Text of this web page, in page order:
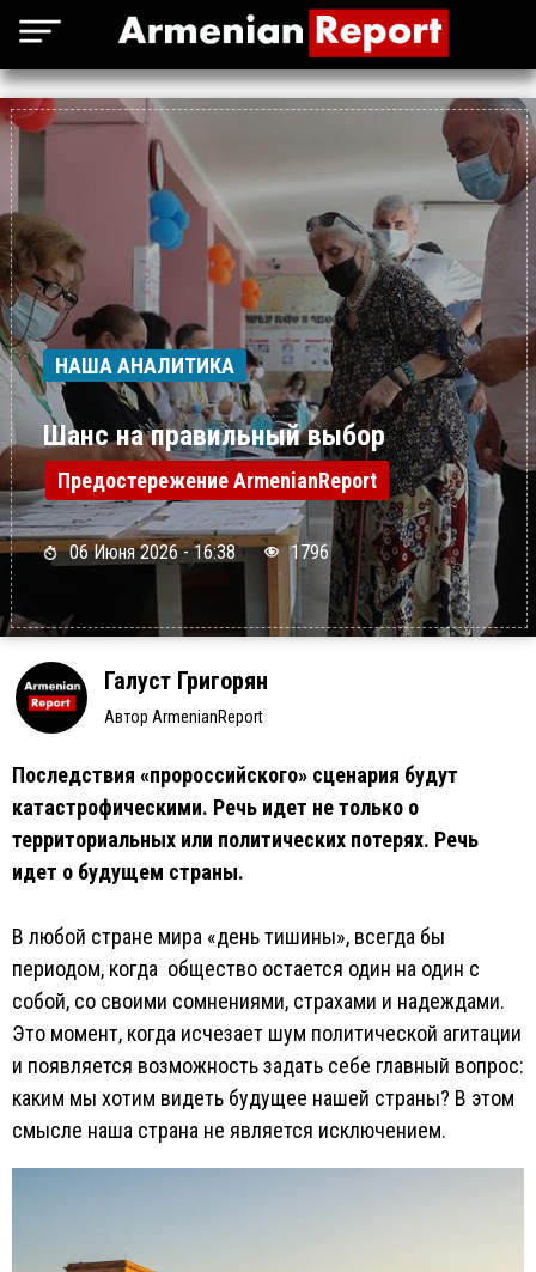
НАША АНАЛИТИКА
Шанс на правильный выбор
Предостережение ArmenianReport
06 Июня 2026 - 16:38 1796
Галуст Григорян
Автор ArmenianReport
Последствия «пророссийского» сценария будут
катастрофическими. Речь идет не только о
территориальных или политических потерях. Речь
идет о будущем страны.
В любой стране мира «день тишины», всегда бы
периодом, когда общество остается один на один с
собой, со своими сомнениями, страхами и надеждами.
Это момент, когда исчезает шум политической агитации
и появляется возможность задать себе главный вопрос:
каким мы хотим видеть будущее нашей страны? В этом
смысле наша страна не является исключением.